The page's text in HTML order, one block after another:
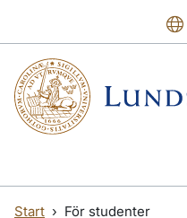
Start För studenter